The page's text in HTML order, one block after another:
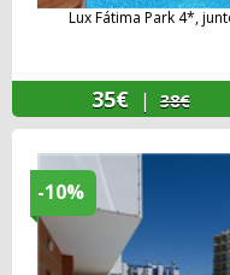
Lux Fátima Park 4*,
35€ | 38€
-10%